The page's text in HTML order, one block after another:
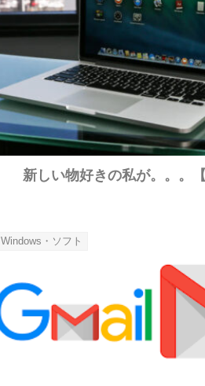
新しい物好きの私が。。。【
Windows・ソフト